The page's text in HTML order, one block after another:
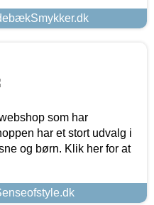
som har
har et stort udvalg i
og børn. Klik her for at